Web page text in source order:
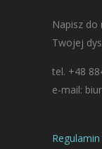
Napisz do
Twojej
tel. +48
e-mail: